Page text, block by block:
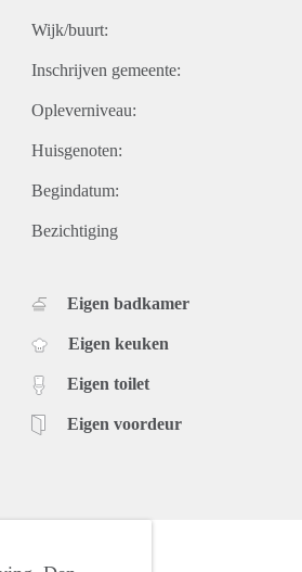
Wijk/buurt:
Inschrijven gemeente:
Opleverniveau:
Huisgenoten:
Begindatum:
Bezichtiging
Eigen badkamer
Eigen keuken
Eigen toilet
Eigen voordeur